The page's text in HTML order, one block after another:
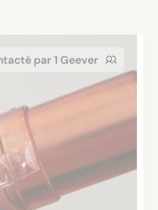
par 1 Geever